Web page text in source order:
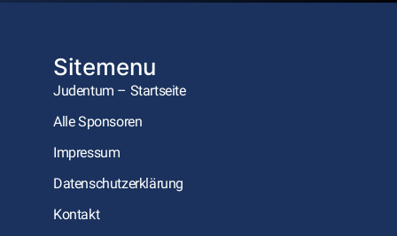
Sitemenu
Judentum – Startseite
Alle Sponsoren
Impressum
Datenschutzerklärung
Kontakt